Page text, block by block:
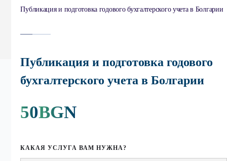
Публикация и подготовка годового бухгалтерского учета в Болгарии
Публикация и подготовка годового
бухгалтерского учета в Болгарии
50BGN
КАКАЯ УСЛУГА ВАМ НУЖНА?